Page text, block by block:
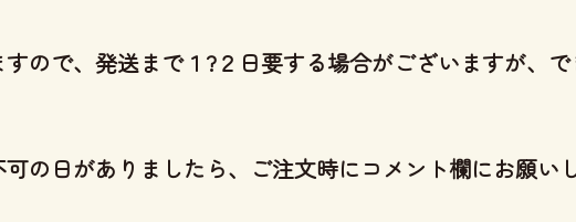
ので、発送まで１?２日要する場合がございますが、
の日がありましたら、ご注文時にコメント欄にお願い